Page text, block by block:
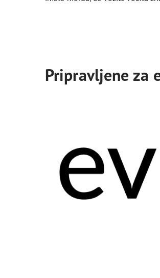
Pripravljene za